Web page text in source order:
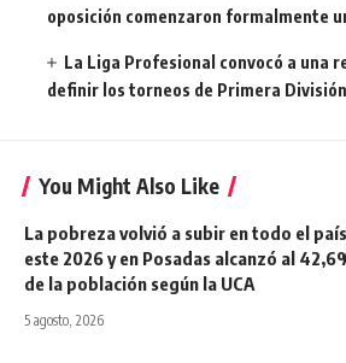
oposición comenzaron formalmente
La Liga Profesional convocó a una
definir los torneos de Primera
You Might Also Like
La pobreza volvió a subir en todo el país
este 2026 y en Posadas alcanzó al
de la población según la UCA
5 agosto, 2026